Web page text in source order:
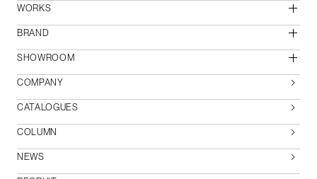
WORKS
BRAND
SHOWROOM
COMPANY
CATALOGUES
COLUMN
NEWS